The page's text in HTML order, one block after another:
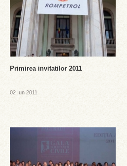
Primirea invitatilor 2011
02 Iun 2011